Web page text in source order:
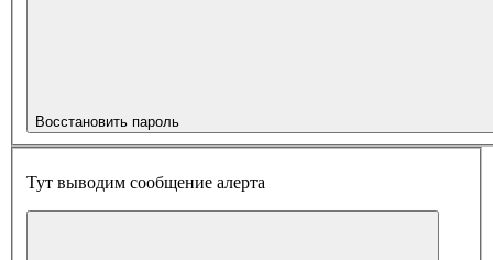
Восстановить пароль
Тут выводим сообщение алерта